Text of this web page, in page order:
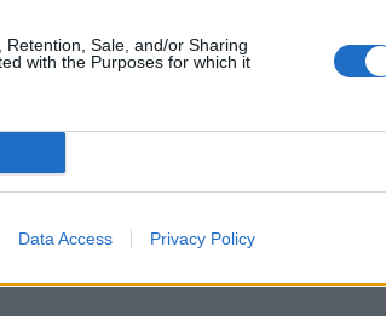
Sale, and/or Sharing
with the Purposes for which it
Data Access Privacy Policy